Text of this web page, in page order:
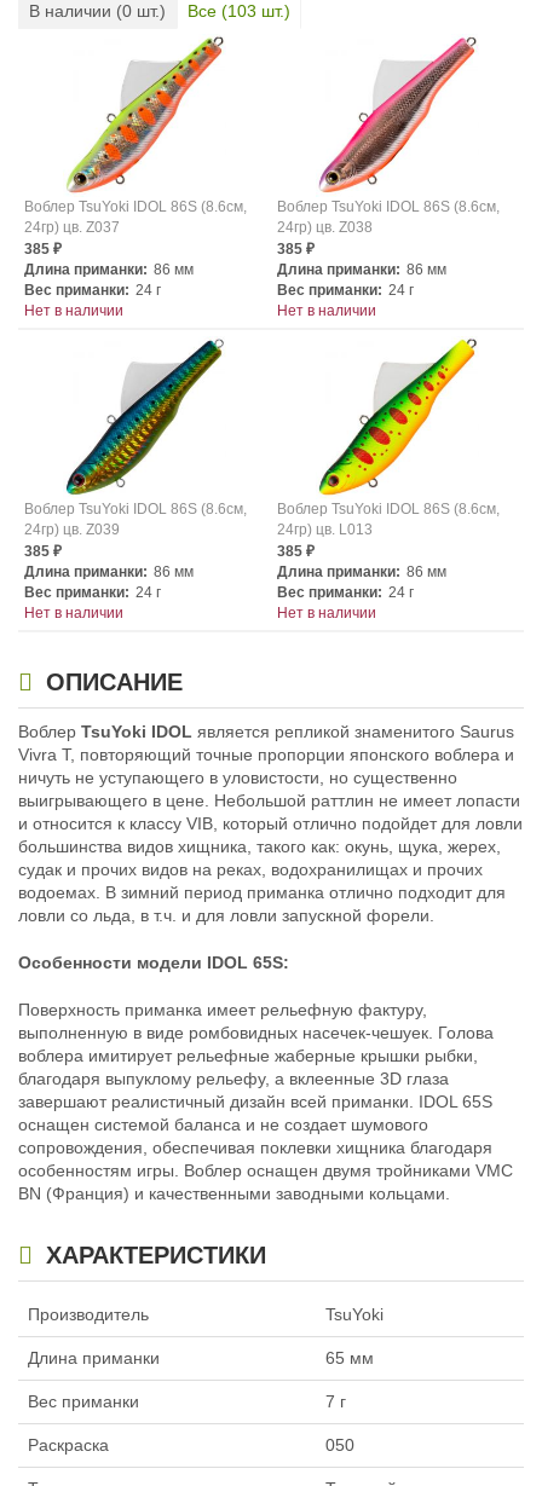
В наличии (0 шт.) Все (103 шт.)
Воблер TsuYoki IDOL 86S (8.6см,
24гр) цв. Z037
385 ₽
Длина приманки: 86 мм
Вес приманки: 24 г
Нет в наличии
Воблер TsuYoki IDOL 86S (8.6см,
24гр) цв. Z038
385 ₽
Длина приманки: 86 мм
Вес приманки: 24 г
Нет в наличии
Воблер TsuYoki IDOL 86S (8.6см,
24гр) цв. Z039
385 ₽
Длина приманки: 86 мм
Вес приманки: 24 г
Нет в наличии
Воблер TsuYoki IDOL 86S (8.6см,
24гр) цв. L013
385 ₽
Длина приманки: 86 мм
Вес приманки: 24 г
Нет в наличии
Воблер TsuYoki IDOL 86S (8.6см,
24гр) цв. L107
385₽
Длина приманки: 86 мм
Вес приманки:24 г
Нет в наличии
Воблер TsuYoki IDOL 86S (8.6см,
24гр) цв. L162
385 ₽
Длина приманки:86 мм
Вес приманки:24 г
Нет в наличии
Воблер TsuYoki IDOL 86S (8.6см,
24гр) цв. L614
385₽
Длина приманки: 86 мм
Вес приманки: 24 г
Воблер TsuYoki IDOL 86S (8.6см,
24гр) цв. N420
385 ₽
Длина приманки: 86 мм
Вес приманки:24 г
Воблер TsuYoki IDOL 86S (8.6см,
24гр) цв. TSFRU
Длина приманки:
24гр) цв. Y298R
Длина приманки:
ОПИСАНИЕ
Воблер TsuYoki IDOL является репликой знаменитого Saurus
Vivra T, повторяющий точные пропорции японского воблера и
ничуть не уступающего в уловистости, но существенно
выигрывающего в цене. Небольшой раттлин не имеет лопасти
и относится к классу VIB, который отлично подойдет для ловли
большинства видов хищника, такого как: окунь, щука, жерех,
судак и прочих видов на реках, водохранилищах и прочих
водоемах. В зимний период приманка отлично подходит для
ловли со льда, в т.ч. и для ловли запускной форели.
Особенности модели IDOL 65S:
Поверхность приманка имеет рельефную фактуру,
выполненную в виде ромбовидных насечек-чешуек. Голова
воблера имитирует рельефные жаберные крышки рыбки,
благодаря выпуклому рельефу, а вклеенные 3D глаза
завершают реалистичный дизайн всей приманки. IDOL 65S
оснащен системой баланса и не создает шумового
сопровождения, обеспечивая поклевки хищника благодаря
особенностям игры. Воблер оснащен двумя тройниками VMC
BN (Франция) и качественными заводными кольцами.
ХАРАКТЕРИСТИКИ
Производитель TsuYoki
Длина приманки 65 мм
Вес приманки 7 г
Раскраска 050